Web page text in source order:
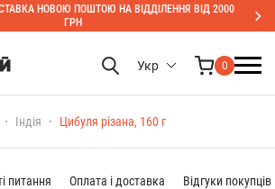
НОВОЮ ПОШТОЮ НА ВІДДІЛЕННЯ ВІД 2000
ГРН
Укр 0
Індія Цибуля різана, 160 г
питання Оплата і доставка Відгуки покупців